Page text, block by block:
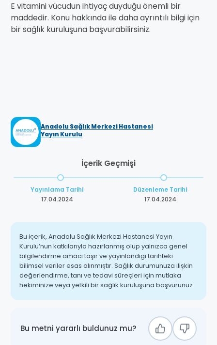
E vitamini vücudun ihtiyaç duyduğu önemli bir
maddedir. Konu hakkında ile daha ayrıntılı bilgi için
bir sağlık kuruluşuna başvurabilirsiniz.
Anadolu Sağlık Merkezi Hastanesi
Yayın Kurulu
İçerik Geçmişi
Yayınlama Tarihi
17.04.2024
Düzenleme Tarihi
17.04.2024
Bu içerik, Anadolu Sağlık Merkezi Hastanesi Yayın
Kurulu’nun katkılarıyla hazırlanmış olup yalnızca genel
bilgilendirme amacı taşır ve yayınlandığı tarihteki
bilimsel veriler esas alınmıştır. Sağlık durumunuza ilişkin
değerlendirme, tanı ve tedavi süreçleri için mutlaka
hekiminize veya yetkili bir sağlık kuruluşuna başvurunuz.
Bu metni yararlı buldunuz mu?